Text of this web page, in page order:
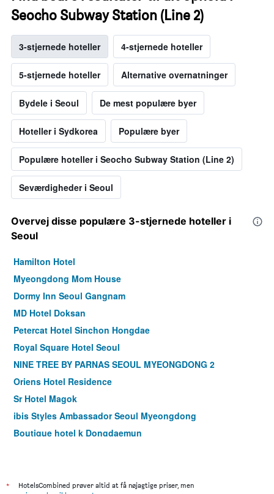
Seocho Subway Station (Line 2)
3-stjernede hoteller 4-stjernede hoteller
5-stjernede hoteller Alternative overnatninger
Bydele i Seoul De mest populære byer
Hoteller i Sydkorea Populære byer
Populære hoteller i Seocho Subway Station (Line 2)
Seværdigheder i Seoul
Overvej disse populære 3-stjernede hoteller i
Seoul
Hamilton Hotel
Myeongdong Mom House
Dormy Inn Seoul Gangnam
MD Hotel Doksan
Petercat Hotel Sinchon Hongdae
Royal Square Hotel Seoul
NINE TREE BY PARNAS SEOUL MYEONGDONG 2
Oriens Hotel Residence
Sr Hotel Magok
ibis Styles Ambassador Seoul Myeongdong
Boutique hotel k Dongdaemun
ibis Styles Ambassador Seoul Gangnam
*
HotelsCombined prøver altid at få nøjagtige priser, men